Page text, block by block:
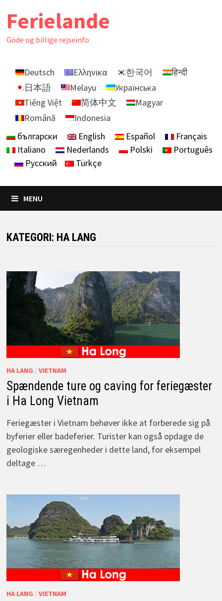
Ferielande
Gode ​​og billige rejseinfo
Deutsch Ελληνικα 한국어
हिन्दी
日本語
Melayu
Українська
Tiếng Việt
简体中文
Magyar
Română
Indonesia
български
English Español
Français
Italiano
Nederlands Polski
Português
Русский
Türkçe
MENU
KATEGORI: HA LANG
HA LANG / VIETNAM
Spændende ture og caving for feriegæster
i Ha Long Vietnam
Feriegæster i Vietnam behøver ikke at forberede sig på
byferier eller badeferier. Turister kan også opdage de
geologiske særegenheder i dette land, for eksempel
deltage …
HA LANG / VIETNAM